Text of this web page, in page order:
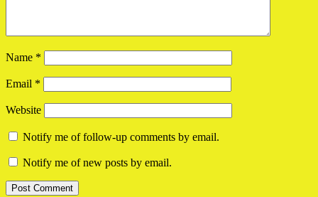
Name *
Email *
Website
Notify me of follow-up comments by email.
Notify me of new posts by email.